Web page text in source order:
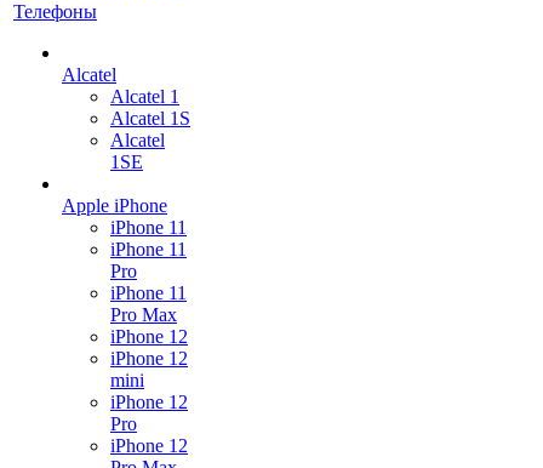
Телефоны
Alcatel
Alcatel 1
Alcatel 1S
Alcatel
1SE
Apple iPhone
iPhone 11
iPhone 11
Pro
iPhone 11
Pro Max
iPhone 12
iPhone 12
mini
iPhone 12
Pro
iPhone 12